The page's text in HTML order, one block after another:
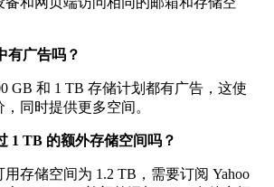
有广告吗？
GB 和 1 TB 存储计划都有广告，这使
同时提供更多空间。
1 TB 的额外存储空间吗？
存储空间为 1.2 TB，需要订阅 Yahoo